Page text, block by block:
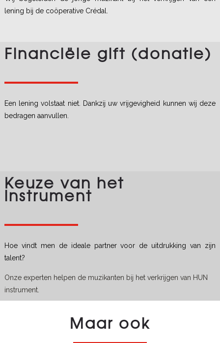
lening bij de coöperative Crédal.
Financiële gift (donatie)
Een lening volstaat niet. Dankzij uw vrijgevigheid kunnen wij deze
bedragen aanvullen.
Keuze van het
instrument
Hoe vindt men de ideale partner voor de uitdrukking van zijn
talent?
Onze experten helpen de muzikanten bij het verkrijgen van HUN
instrument.
Maar ook